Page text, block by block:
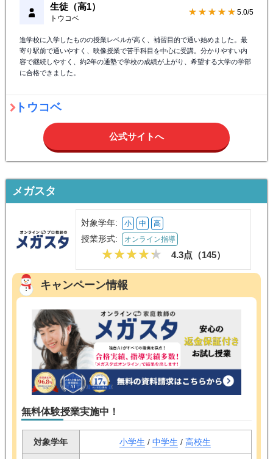
生徒（高1）
トウコベ
★★★★★ 5.0/5
進学校に入学したものの授業レベルが高く、補習目的で通い始めました。最
寄り駅前で通いやすく、映像授業で苦手科目を中心に受講。分かりやすい内
容で継続しやすく、約2年の通塾で学校の成績が上がり、希望する大学の学部
に合格できました。
トウコベ
公式サイトへ
メガスタ
対象学年: 小 中 高
授業形式: オンライン指導
4.3点（145）
キャンペーン情報
無料体験授業実施中！
対象学年 小学生 / 中学生 / 高校生